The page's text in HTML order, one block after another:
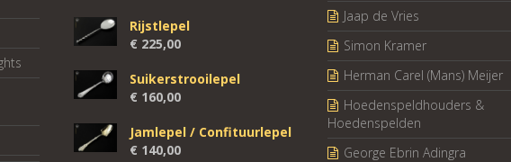
Rijstlepel
€ 225,00
Suikerstrooilepel
€ 160,00
Jamlepel / Confituurlepel
€ 140,00
Jaap de Vries
Simon Kramer
Herman Carel (Mans) Meijer
Hoedenspeldhouders &
Hoedenspelden
George Ebrin Adingra